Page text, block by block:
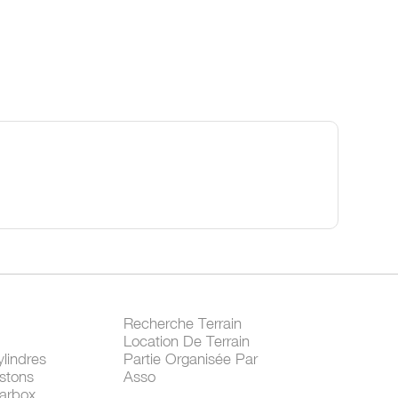
Recherche Terrain
Location De Terrain
Partie Organisée Par
Asso